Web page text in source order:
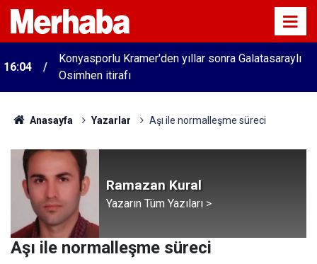
16:04
Konyasporlu Kramer'den yıllar sonra Galatasaraylı
Osimhen itirafı
Anasayfa Yazarlar Aşı ile normalleşme süreci
Ramazan Kural
Yazarın Tüm Yazıları >
Aşı ile normalleşme süreci